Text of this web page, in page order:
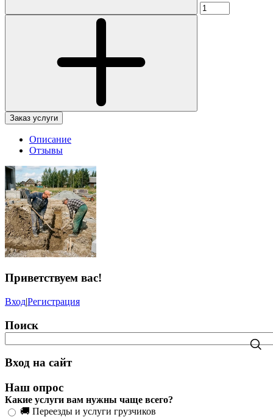
Заказ услуги
Описание
Отзывы
Приветствуем вас!
Вход|Регистрация
Поиск
Вход на сайт
Наш опрос
Какие услуги вам нужны чаще всего?
🚚 Переезды и услуги грузчиков